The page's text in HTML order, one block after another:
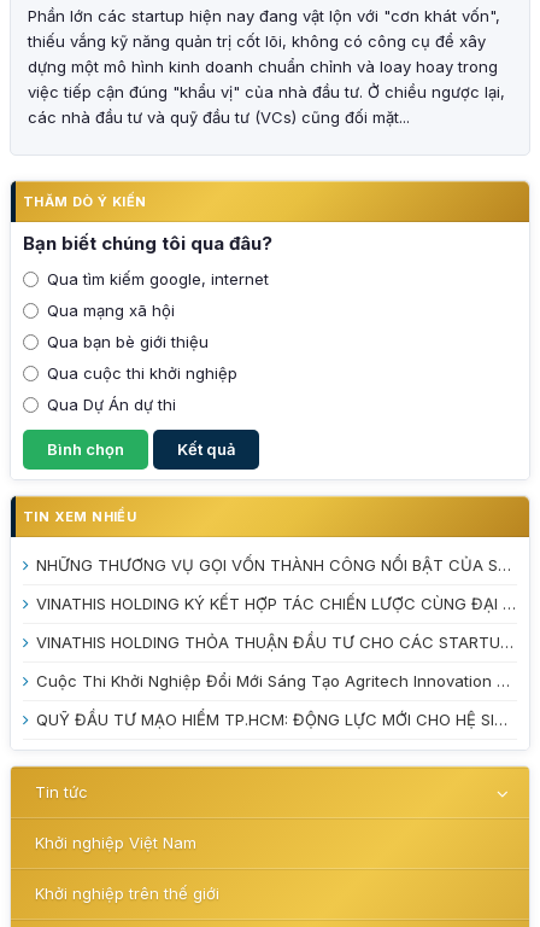
Phần lớn các startup hiện nay đang vật lộn với "cơn khát vốn",
thiếu vắng kỹ năng quản trị cốt lõi, không có công cụ để xây
dựng một mô hình kinh doanh chuẩn chỉnh và loay hoay trong
việc tiếp cận đúng "khẩu vị" của nhà đầu tư. Ở chiều ngược lại,
các nhà đầu tư và quỹ đầu tư (VCs) cũng đối mặt...
THĂM DÒ Ý KIẾN
Bạn biết chúng tôi qua đâu?
Qua tìm kiếm google, internet
Qua mạng xã hội
Qua bạn bè giới thiệu
Qua cuộc thi khởi nghiệp
Qua Dự Án dự thi
TIN XEM NHIỀU
NHỮNG THƯƠNG VỤ GỌI VỐN THÀNH CÔNG NỔI BẬT CỦA STARTUP VIỆT NAM NĂM 2025
VINATHIS HOLDING KÝ KẾT HỢP TÁC CHIẾN LƯỢC CÙNG ĐẠI HỌC TRÀ VINH VÀ VƯỜN ƯƠM DOANH NGHIỆP TỈNH VĨNH LONG
VINATHIS HOLDING THỎA THUẬN ĐẦU TƯ CHO CÁC STARTUP TẠI CUỘC THI INNOBE 2026
Cuộc Thi Khởi Nghiệp Đổi Mới Sáng Tạo Agritech Innovation 2026: Đánh Thức Tiềm Năng Nông Nghiệp Xanh
QUỸ ĐẦU TƯ MẠO HIỂM TP.HCM: ĐỘNG LỰC MỚI CHO HỆ SINH THÁI KHỞI NGHIỆP ĐỔI MỚI SÁNG TẠO
Tin tức
Khởi nghiệp Việt Nam
Khởi nghiệp trên thế giới